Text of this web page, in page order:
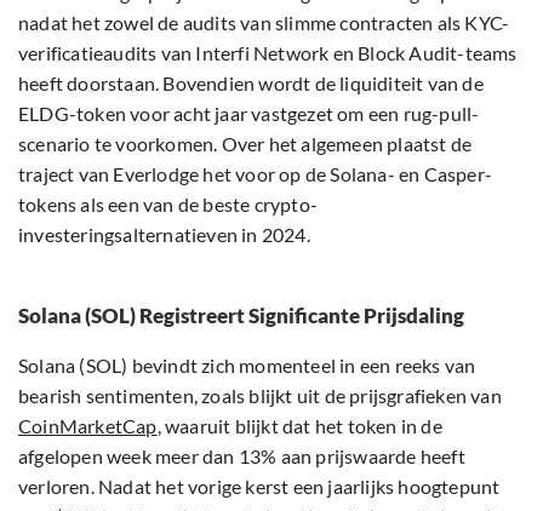
nadat het zowel de audits van slimme contracten als KYC-
verificatieaudits van Interfi Network en Block Audit-teams
heeft doorstaan. Bovendien wordt de liquiditeit van de
ELDG-token voor acht jaar vastgezet om een rug-pull-
scenario te voorkomen. Over het algemeen plaatst de
traject van Everlodge het voor op de Solana- en Casper-
tokens als een van de beste crypto-
investeringsalternatieven in 2024.
Solana (SOL) Registreert Significante Prijsdaling
Solana (SOL) bevindt zich momenteel in een reeks van
bearish sentimenten, zoals blijkt uit de prijsgrafieken van
CoinMarketCap, waaruit blijkt dat het token in de
afgelopen week meer dan 13% aan prijswaarde heeft
verloren. Nadat het vorige kerst een jaarlijks hoogtepunt